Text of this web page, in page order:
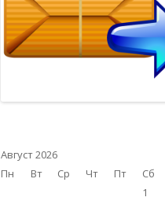
Август 2026
Пн
Вт Ср Чт Пт Сб
1